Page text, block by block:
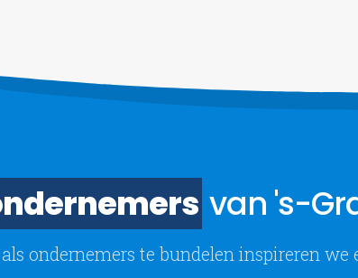
van 's-
ondernemers te bundelen inspireren we